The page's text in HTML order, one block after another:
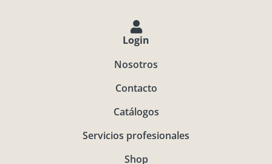
Login
Nosotros
Contacto
Catálogos
Servicios profesionales
Shop